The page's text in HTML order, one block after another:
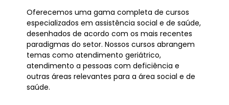
Oferecemos uma gama completa de cursos
especializados em assistência social e de saúde,
desenhados de acordo com os mais recentes
paradigmas do setor. Nossos cursos abrangem
temas como atendimento geriátrico,
atendimento a pessoas com deficiência e
outras áreas relevantes para a área social e de
saúde.